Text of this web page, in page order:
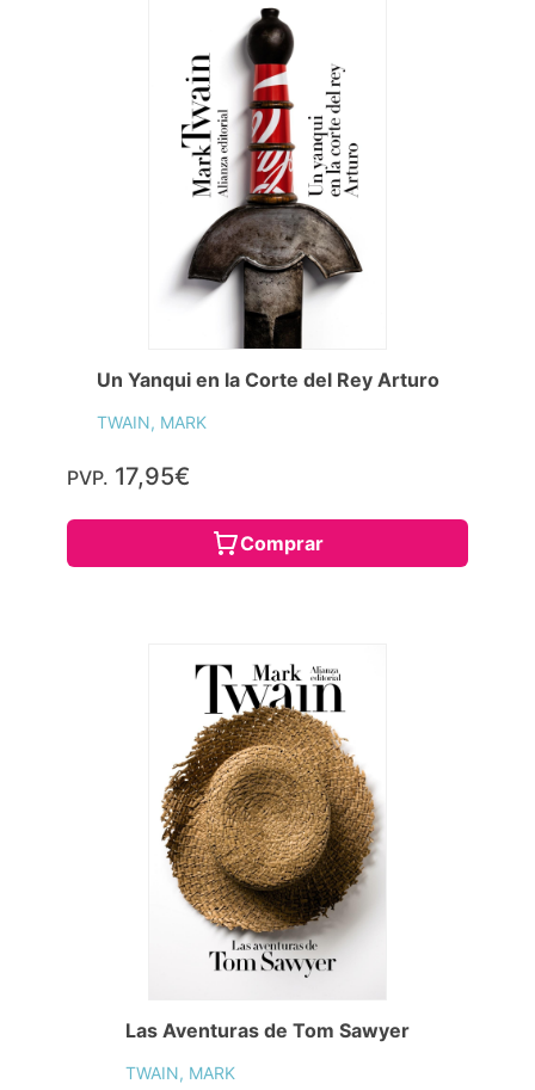
Un Yanqui en la Corte del Rey Arturo
TWAIN, MARK
PVP. 17,95€
Comprar
Las Aventuras de Tom Sawyer
TWAIN, MARK